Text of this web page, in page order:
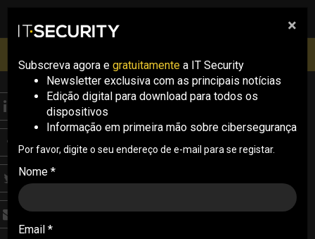
pesquisa
Inscrições abertas
THREATS
Google corrige nova
vulnerabilidade zero-
day no Chrome
A Google alertou para a exploração de uma nova
vulnerabilidade zero-day – a oitava
×
Subscreva agora e gratuitamente a IT Security
Newsletter exclusiva com as principais notícias
Edição digital para download para todos os
dispositivos
Informação em primeira mão sobre cibersegurança
Por favor, digite o seu endereço de e-mail para se registar.
Nome *
Email *